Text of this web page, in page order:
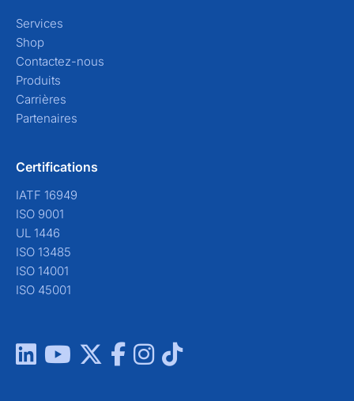
Services
Shop
Contactez-nous
Produits
Carrières
Partenaires
Certifications
IATF 16949
ISO 9001
UL 1446
ISO 13485
ISO 14001
ISO 45001